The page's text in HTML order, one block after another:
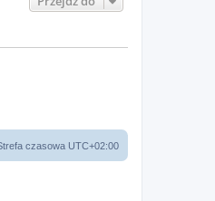
czasowa UTC+02:00